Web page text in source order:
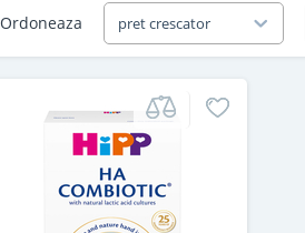
Ordoneaza pret crescator